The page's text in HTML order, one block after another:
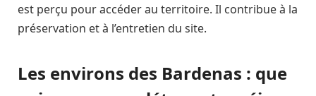
est perçu pour accéder au territoire. Il contribue à la
préservation et à l’entretien du site.
Les environs des Bardenas : que